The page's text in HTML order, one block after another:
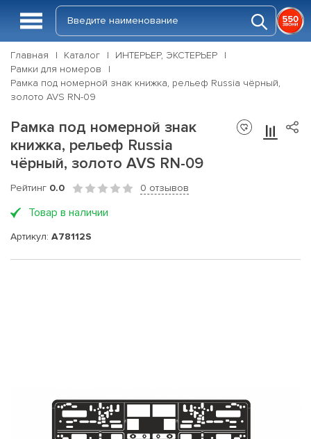
Главная Каталог
ИНТЕРЬЕР, ЭКСТЕРЬЕР
Рамки для номеров
Рамка под номерной знак книжка, рельеф Russia чёрный,
золото AVS RN-09
Рамка под номерной знак
книжка, рельеф Russia
чёрный, золото AVS RN-09
Рейтинг 0.0 0 отзывов
Товар в наличии
Артикул: A78112S